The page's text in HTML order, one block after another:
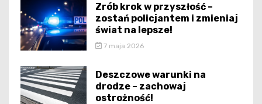
Zrób krok w przyszłość –
zostań policjantem i zmieniaj
świat na lepsze!
7 maja 2026
Deszczowe warunki na
drodze – zachowaj
ostrożność!